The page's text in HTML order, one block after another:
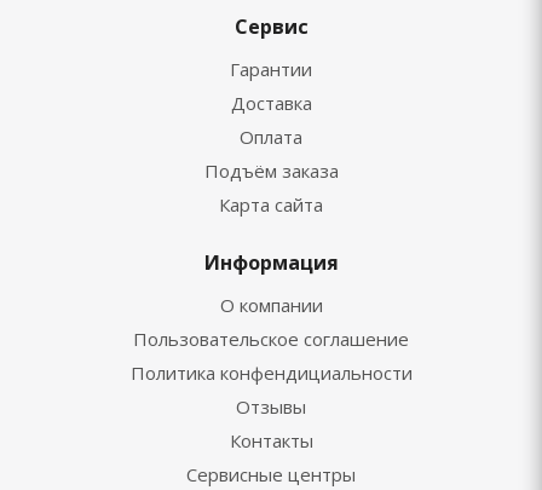
Сервис
Гарантии
Доставка
Оплата
Подъём заказа
Карта сайта
Информация
О компании
Пользовательское соглашение
Политика конфендициальности
Отзывы
Контакты
Сервисные центры